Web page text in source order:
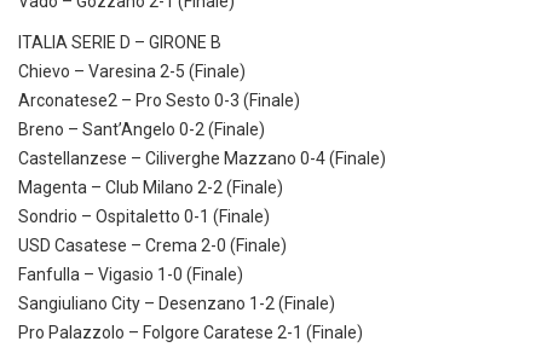
ITALIA SERIE D – GIRONE B
Chievo – Varesina 2-5 (Finale)
Arconatese2 – Pro Sesto 0-3 (Finale)
Breno – Sant’Angelo 0-2 (Finale)
Castellanzese – Ciliverghe Mazzano 0-4 (Finale)
Magenta – Club Milano 2-2 (Finale)
Sondrio – Ospitaletto 0-1 (Finale)
USD Casatese – Crema 2-0 (Finale)
Fanfulla – Vigasio 1-0 (Finale)
Sangiuliano City – Desenzano 1-2 (Finale)
Pro Palazzolo – Folgore Caratese 2-1 (Finale)